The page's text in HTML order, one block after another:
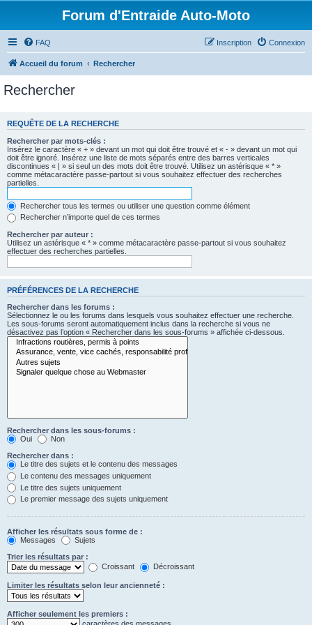
Forum d'Entraide Auto-Moto
FAQ Connexion
Inscription
Accueil du forum Rechercher
Rechercher
REQUÊTE DE LA RECHERCHE
Rechercher par mots-clés :
Insérez le caractère « + » devant un mot qui doit être trouvé et « - » devant un mot qui
doit être ignoré. Insérez une liste de mots séparés entre des barres verticales
discontinues « | » si seul un des mots doit être trouvé. Utilisez un astérisque « * »
comme métacaractère passe-partout si vous souhaitez effectuer des recherches
partielles.
Rechercher tous les termes ou utiliser une question comme élément
Rechercher n’importe quel de ces termes
Rechercher par auteur :
Utilisez un astérisque « * » comme métacaractère passe-partout si vous souhaitez
effectuer des recherches partielles.
PRÉFÉRENCES DE LA RECHERCHE
Rechercher dans les forums :
Sélectionnez le ou les forums dans lesquels vous souhaitez effectuer une recherche.
Les sous-forums seront automatiquement inclus dans la recherche si vous ne
désactivez pas l’option « Rechercher dans les sous-forums » affichée ci-dessous.
Rechercher dans les sous-forums :
Oui
Non
Rechercher dans :
Le titre des sujets et le contenu des messages
Le contenu des messages uniquement
Le titre des sujets uniquement
Le premier message des sujets uniquement
Afficher les résultats sous forme de :
Messages
Sujets
Trier les résultats par :
Croissant
Décroissant
Limiter les résultats selon leur ancienneté :
Afficher seulement les premiers :